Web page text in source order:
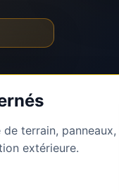
terrain, panneaux,
extérieure.